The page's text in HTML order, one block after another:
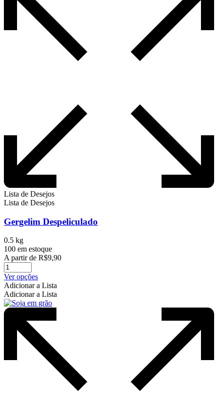
Lista de Desejos
Lista de Desejos
Gergelim Despeliculado
0.5 kg
100 em estoque
A partir de R$9,90
Ver opçõesEste
produto
tem
várias
As
podem
escolhidas
página
Adicionar a Lista
Adicionar a Lista